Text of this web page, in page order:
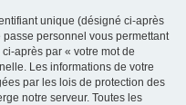
unique (désigné ci-après
passe personnel vous permettant
après par « votre mot de
Les informations de votre
par les lois de protection des
notre serveur. Toutes les